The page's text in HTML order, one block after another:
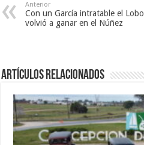
Anterior
Con un García intratable el Lobo
volvió a ganar en el Núñez
Artículos Relacionados